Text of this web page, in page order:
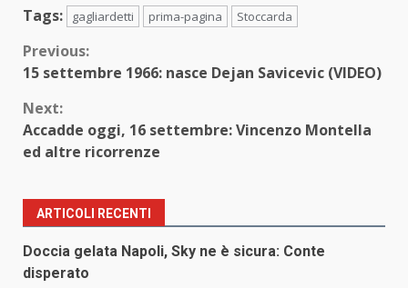
Tags: gagliardetti prima-pagina Stoccarda
Continue
Previous:
15 settembre 1966: nasce Dejan Savicevic (VIDEO)
Next:
Accadde oggi, 16 settembre: Vincenzo Montella
ed altre ricorrenze
ARTICOLI RECENTI
Doccia gelata Napoli, Sky ne è sicura: Conte
disperato